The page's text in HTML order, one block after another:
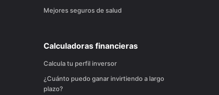
Mejores seguros de salud
Calculadoras financieras
Calcula tu perfil inversor
¿Cuánto puedo ganar invirtiendo a largo
plazo?